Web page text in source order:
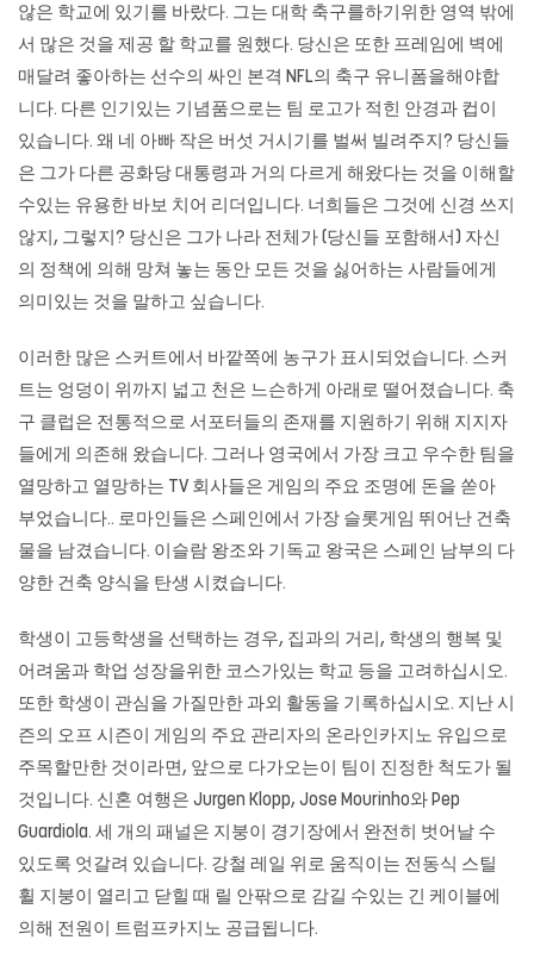
않은 학교에 있기를 바랐다. 그는 대학 축구를하기위한 영역 밖에
서 많은 것을 제공 할 학교를 원했다. 당신은 또한 프레임에 벽에
매달려 좋아하는 선수의 싸인 본격 NFL의 축구 유니폼을해야합
니다. 다른 인기있는 기념품으로는 팀 로고가 적힌 안경과 컵이
있습니다. 왜 네 아빠 작은 버섯 거시기를 벌써 빌려주지? 당신들
은 그가 다른 공화당 대통령과 거의 다르게 해왔다는 것을 이해할
수있는 유용한 바보 치어 리더입니다. 너희들은 그것에 신경 쓰지
않지, 그렇지? 당신은 그가 나라 전체가 (당신들 포함해서) 자신
의 정책에 의해 망쳐 놓는 동안 모든 것을 싫어하는 사람들에게
의미있는 것을 말하고 싶습니다.
이러한 많은 스커트에서 바깥쪽에 농구가 표시되었습니다. 스커
트는 엉덩이 위까지 넓고 천은 느슨하게 아래로 떨어졌습니다. 축
구 클럽은 전통적으로 서포터들의 존재를 지원하기 위해 지지자
들에게 의존해 왔습니다. 그러나 영국에서 가장 크고 우수한 팀을
열망하고 열망하는 TV 회사들은 게임의 주요 조명에 돈을 쏟아
부었습니다.. 로마인들은 스페인에서 가장 슬롯게임 뛰어난 건축
물을 남겼습니다. 이슬람 왕조와 기독교 왕국은 스페인 남부의 다
양한 건축 양식을 탄생 시켰습니다.
학생이 고등학생을 선택하는 경우, 집과의 거리, 학생의 행복 및
어려움과 학업 성장을위한 코스가있는 학교 등을 고려하십시오.
또한 학생이 관심을 가질만한 과외 활동을 기록하십시오. 지난 시
즌의 오프 시즌이 게임의 주요 관리자의 온라인카지노 유입으로
주목할만한 것이라면, 앞으로 다가오는이 팀이 진정한 척도가 될
것입니다. 신혼 여행은 Jurgen Klopp, Jose Mourinho와 Pep
Guardiola. 세 개의 패널은 지붕이 경기장에서 완전히 벗어날 수
있도록 엇갈려 있습니다. 강철 레일 위로 움직이는 전동식 스틸
휠 지붕이 열리고 닫힐 때 릴 안팎으로 감길 수있는 긴 케이블에
의해 전원이 트럼프카지노 공급됩니다.